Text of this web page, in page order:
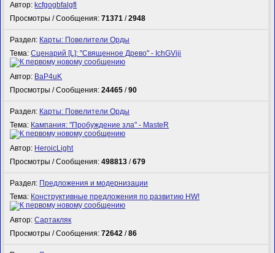
Автор: kcfgogbfalgfl
Просмотры / Сообщения:71371 /2948
Раздел: Карты: Повелители Орды
Тема:Сценарий [L]: "Священное Древо" - IchGViji
Автор: BaP4uK
Просмотры / Сообщения:24465 /90
Раздел: Карты: Повелители Орды
Тема: Кампания: "Пробуждение зла" - MasteR
Автор: HeroicLight
Просмотры / Сообщения:498813 /679
Раздел: Предложения и модернизации
Тема: Конструктивные предложения по развитию HW!
Автор:Сартакляк
Просмотры / Сообщения:72642 /86